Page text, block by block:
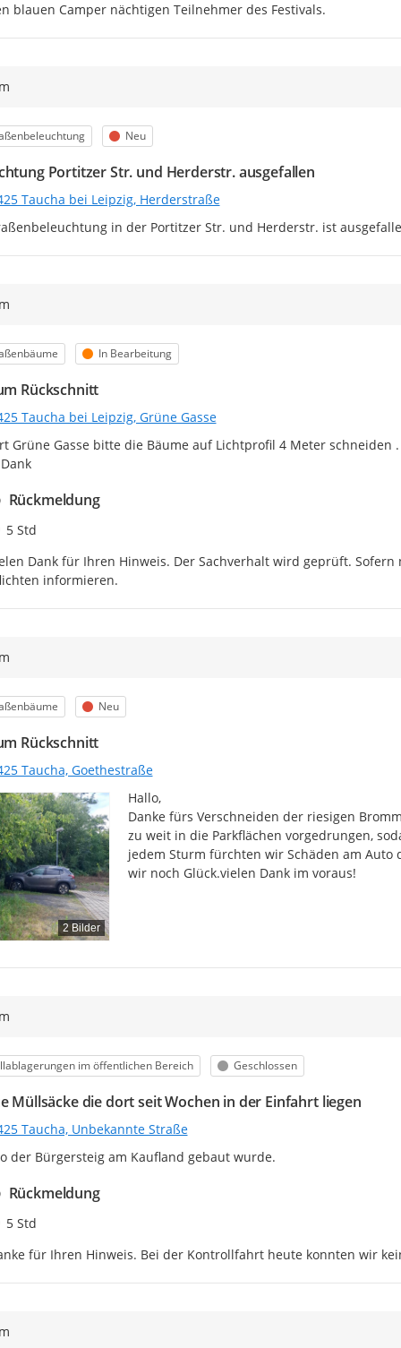
blauen Camper nächtigen Teilnehmer des Festivals.
Status
Neu
Portitzer Str. und Herderstr. ausgefallen
Taucha bei Leipzig, Herderstraße
in der Portitzer Str. und Herderstr. ist
Status
In Bearbeitung
Rückschnitt
Taucha bei Leipzig, Grüne Gasse
Grüne Gasse bitte die Bäume auf Lichtprofil 4 Meter
Rückmeldung
Zeitpunkt des Erstellens
5 Std
Dank für Ihren Hinweis. Der Sachverhalt wird geprüft.
informieren.
Status
Neu
Rückschnitt
Taucha, Goethestraße
2 Bilder
Hallo,
Danke fürs Verschneiden der riesigen
zu weit in die Parkflächen vorgedrungen,
jedem Sturm fürchten wir Schäden am
wir noch Glück.vielen Dank im voraus!
im öffentlichen Bereich Status
Geschlossen
Müllsäcke die dort seit Wochen in der Einfahrt liegen
Taucha, Unbekannte Straße
der Bürgersteig am Kaufland gebaut wurde.
Rückmeldung
Zeitpunkt des Erstellens
5 Std
für Ihren Hinweis. Bei der Kontrollfahrt heute konnten wir